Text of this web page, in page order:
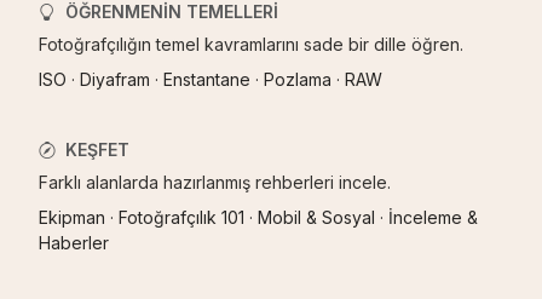
ÖĞRENMENIN TEMELLERI
Fotoğrafçılığın temel kavramlarını sade bir dille öğren.
ISO · Diyafram · Enstantane · Pozlama · RAW
KEŞFET
Farklı alanlarda hazırlanmış rehberleri incele.
Ekipman · Fotoğrafçılık 101 · Mobil & Sosyal · İnceleme &
Haberler